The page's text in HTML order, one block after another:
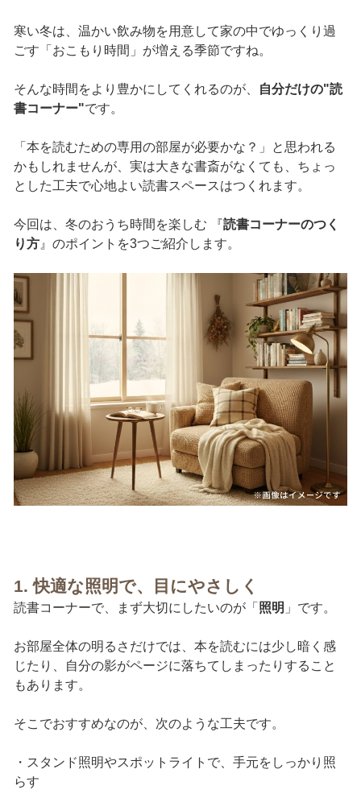
寒い冬は、温かい飲み物を用意して家の中でゆっくり過
ごす「おこもり時間」が増える季節ですね。
そんな時間をより豊かにしてくれるのが、
自分だけの"読
書コーナー"です。
「本を読むための専用の部屋が必要かな？」と思われる
かもしれませんが、実は大きな書斎がなくても、ちょっ
とした工夫で心地よい読書スペースはつくれます。
今回は、冬のおうち時間を楽しむ 『読書コーナーのつく
り方』のポイントを3つご紹介します。
1. 快適な照明で、目にやさしく
読書コーナーで、まず大切にしたいのが「 照明 」です。
お部屋全体の明るさだけでは、本を読むには少し暗く感
じたり、自分の影がページに落ちてしまったりすること
もあります。
そこでおすすめなのが、次のような工夫です。
・スタンド照明やスポットライトで、手元をしっかり照
らす